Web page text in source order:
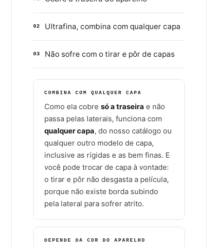
02 Ultrafina, combina com qualquer capa
03 Não sofre com o tirar e pôr de capas
COMBINA COM QUALQUER CAPA
Como ela cobre só a traseira e não
passa pelas laterais, funciona com
qualquer capa, do nosso catálogo ou
qualquer outro modelo de capa,
inclusive as rígidas e as bem finas. E
você pode trocar de capa à vontade:
o tirar e pôr não desgasta a película,
porque não existe borda subindo
pela lateral para sofrer atrito.
DEPENDE DA COR DO APARELHO